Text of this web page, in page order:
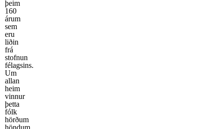
þeim
160
árum
sem
eru
liðin
frá
stofnun
félagsins.
Um
allan
heim
vinnur
þetta
fólk
hörðum
höndum